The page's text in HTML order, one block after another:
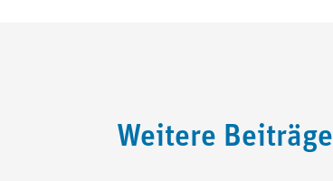
Weitere Beiträge